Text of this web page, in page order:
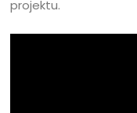
projektu.